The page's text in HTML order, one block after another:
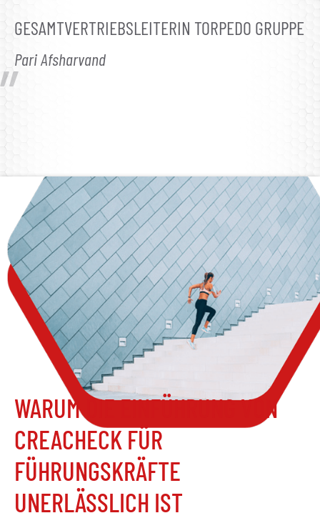
GESAMTVERTRIEBSLEITERIN TORPEDO GRUPPE
Pari Afsharvand
WARUM DIE EINFÜHRUNG VON
CREACHECK FÜR
FÜHRUNGSKRÄFTE
UNERLÄSSLICH IST